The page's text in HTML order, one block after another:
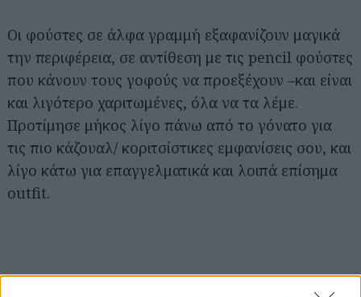
Οι φούστες σε άλφα γραμμή εξαφανίζουν μαγικά
την περιφέρεια, σε αντίθεση με τις pencil φούστες
που κάνουν τους γοφούς να προεξέχουν –και είναι
και λιγότερο χαριτωμένες, όλα να τα λέμε.
Προτίμησε μήκος λίγο πάνω από το γόνατο για
τις πιο κάζουαλ/ κοριτσίστικες εμφανίσεις σου, και
λίγο κάτω για επαγγελματικά και λοιπά επίσημα
outfit.
για...